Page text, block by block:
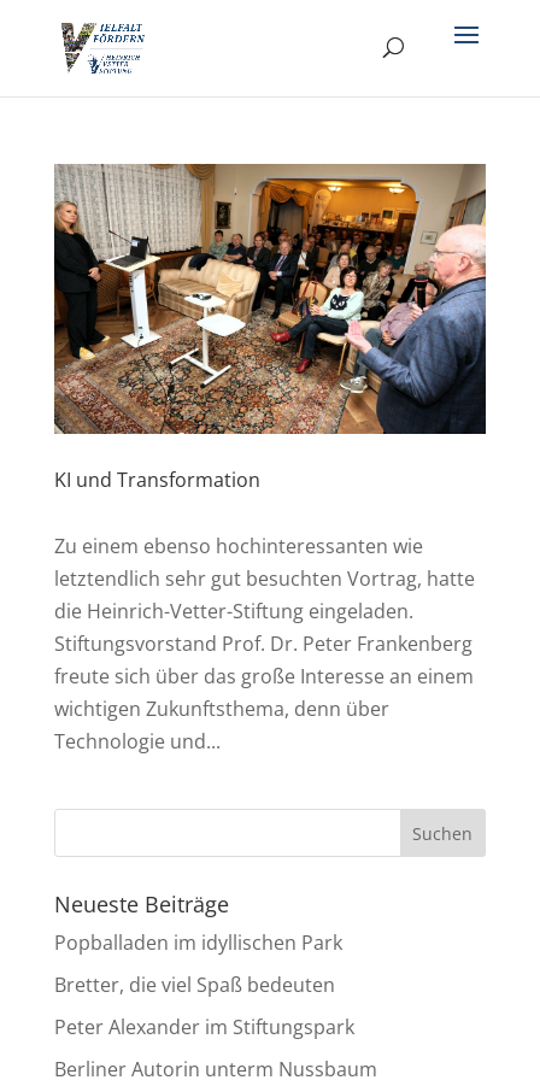
KI und Transformation
Zu einem ebenso hochinteressanten wie
letztendlich sehr gut besuchten Vortrag, hatte
die Heinrich-Vetter-Stiftung eingeladen.
Stiftungsvorstand Prof. Dr. Peter Frankenberg
freute sich über das große Interesse an einem
wichtigen Zukunftsthema, denn über
Technologie und...
Neueste Beiträge
Popballaden im idyllischen Park
Bretter, die viel Spaß bedeuten
Peter Alexander im Stiftungspark
Berliner Autorin unterm Nussbaum